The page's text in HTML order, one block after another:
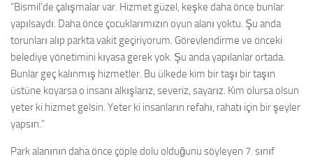
“Bismil’de çalışmalar var. Hizmet güzel, keşke daha önce bunlar
yapılsaydı. Daha önce çocuklarımızın oyun alanı yoktu. Şu anda
torunları alıp parkta vakit geçiriyorum. Görevlendirme ve önceki
belediye yönetimini kıyasa gerek yok. Şu anda yapılanlar ortada.
Bunlar geç kalınmış hizmetler. Bu ülkede kim bir taşı bir taşın
üstüne koyarsa o insanı alkışlarız, severiz, sayarız. Kim olursa olsun
yeter ki hizmet gelsin. Yeter ki insanların refahı, rahatı için bir şeyler
yapsın.”
Park alanının daha önce çöple dolu olduğunu söyleyen 7. sınıf